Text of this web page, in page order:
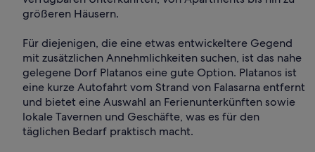
größeren Häusern.
Für diejenigen, die eine etwas entwickeltere Gegend
mit zusätzlichen Annehmlichkeiten suchen, ist das nahe
gelegene Dorf Platanos eine gute Option. Platanos ist
eine kurze Autofahrt vom Strand von Falasarna entfernt
und bietet eine Auswahl an Ferienunterkünften sowie
lokale Tavernen und Geschäfte, was es für den
täglichen Bedarf praktisch macht.